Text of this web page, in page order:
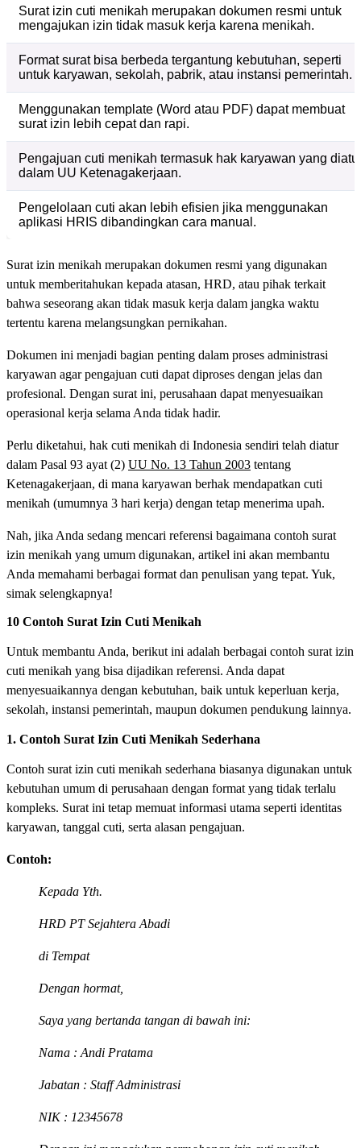
Surat izin cuti menikah merupakan dokumen resmi untuk
mengajukan izin tidak masuk kerja karena menikah.
Format surat bisa berbeda tergantung kebutuhan, seperti
untuk karyawan, sekolah, pabrik, atau instansi pemerintah.
Menggunakan template (Word atau PDF) dapat membuat
surat izin lebih cepat dan rapi.
Pengajuan cuti menikah termasuk hak karyawan yang
dalam UU Ketenagakerjaan.
Pengelolaan cuti akan lebih efisien jika menggunakan
aplikasi HRIS dibandingkan cara manual.
Surat izin menikah merupakan dokumen resmi yang digunakan
untuk memberitahukan kepada atasan, HRD, atau pihak terkait
bahwa seseorang akan tidak masuk kerja dalam jangka waktu
tertentu karena melangsungkan pernikahan.
Dokumen ini menjadi bagian penting dalam proses administrasi
karyawan agar pengajuan cuti dapat diproses dengan jelas dan
profesional. Dengan surat ini, perusahaan dapat menyesuaikan
operasional kerja selama Anda tidak hadir.
Perlu diketahui, hak cuti menikah di Indonesia sendiri telah diatur
dalam Pasal 93 ayat (2) UU No. 13 Tahun 2003 tentang
Ketenagakerjaan, di mana karyawan berhak mendapatkan cuti
menikah (umumnya 3 hari kerja) dengan tetap menerima upah.
Nah, jika Anda sedang mencari referensi bagaimana contoh surat
izin menikah yang umum digunakan, artikel ini akan membantu
Anda memahami berbagai format dan penulisan yang tepat. Yuk,
simak selengkapnya!
10 Contoh Surat Izin Cuti Menikah
Untuk membantu Anda, berikut ini adalah berbagai contoh surat izin
cuti menikah yang bisa dijadikan referensi. Anda dapat
menyesuaikannya dengan kebutuhan, baik untuk keperluan kerja,
sekolah, instansi pemerintah, maupun dokumen pendukung lainnya.
1. Contoh Surat Izin Cuti Menikah Sederhana
Contoh surat izin cuti menikah sederhana biasanya digunakan untuk
kebutuhan umum di perusahaan dengan format yang tidak terlalu
kompleks. Surat ini tetap memuat informasi utama seperti identitas
karyawan, tanggal cuti, serta alasan pengajuan.
Contoh:
Kepada Yth.
HRD PT Sejahtera Abadi
di Tempat
Dengan hormat,
Saya yang bertanda tangan di bawah ini:
Nama : Andi Pratama
Jabatan : Staff Administrasi
NIK : 12345678